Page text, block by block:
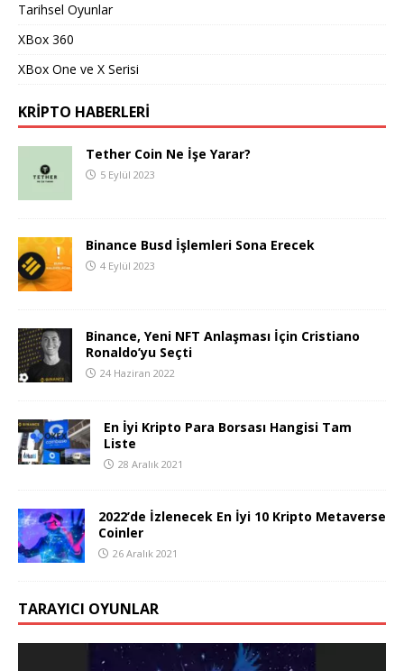
Tarihsel Oyunlar
XBox 360
XBox One ve X Serisi
KRIPTO HABERLERI
Tether Coin Ne İşe Yarar?
5 Eylül 2023
Binance Busd İşlemleri Sona Erecek
4 Eylül 2023
Binance, Yeni NFT Anlaşması İçin Cristiano
Ronaldo’yu Seçti
24 Haziran 2022
En İyi Kripto Para Borsası Hangisi Tam
Liste
28 Aralık 2021
2022’de İzlenecek En İyi 10 Kripto Metaverse
Coinler
26 Aralık 2021
TARAYICI OYUNLAR